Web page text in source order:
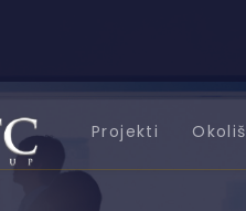
Projekti Okoliš